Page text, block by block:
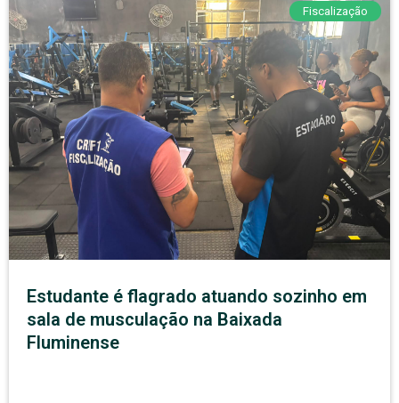
Fiscalização
Estudante é flagrado atuando sozinho em
sala de musculação na Baixada
Fluminense